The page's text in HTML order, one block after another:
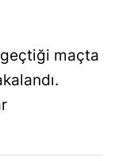
geçtiği maçta